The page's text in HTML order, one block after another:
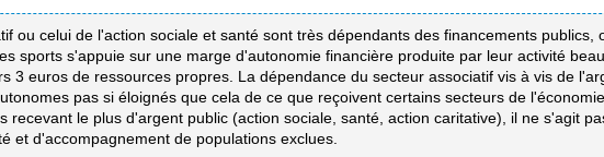
ou celui de l'action sociale et santé sont très dépendants des financements
sports s'appuie sur une marge d'autonomie financière produite par leur activité
3 euros de ressources propres. La dépendance du secteur associatif vis à vis de
pas si éloignés que cela de ce que reçoivent certains secteurs de
recevant le plus d'argent public (action sociale, santé, action caritative), il ne s'agit
et d'accompagnement de populations exclues.